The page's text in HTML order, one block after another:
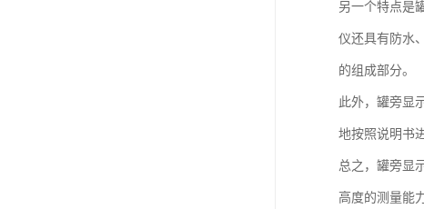
另一个特点是
仪还具有防水
的组成部分。
此外，罐旁显
地按照说明书
总之，罐旁显
高度的测量能